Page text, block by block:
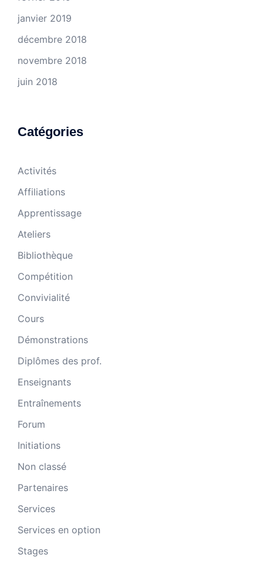
janvier 2019
décembre 2018
novembre 2018
juin 2018
Catégories
Activités
Affiliations
Apprentissage
Ateliers
Bibliothèque
Compétition
Convivialité
Cours
Démonstrations
Diplômes des prof.
Enseignants
Entraînements
Forum
Initiations
Non classé
Partenaires
Services
Services en option
Stages